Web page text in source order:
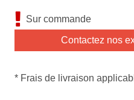
Sur commande
Contactez nos
* Frais de livraison